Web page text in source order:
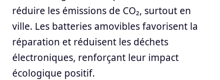
réduire les émissions de CO₂, surtout en
ville. Les batteries amovibles favorisent la
réparation et réduisent les déchets
électroniques, renforçant leur impact
écologique positif.